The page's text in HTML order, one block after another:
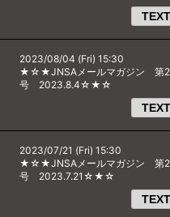
TEXT
2023/08/04 (Fri) 15:30
★☆★JNSAメールマガジン 第
号 2023.8.4☆★☆
TEXT
2023/07/21 (Fri) 15:30
★☆★JNSAメールマガジン 第
号 2023.7.21☆★☆
TEXT